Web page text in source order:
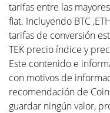
tarifas entre las
fiat. Incluyendo BTC
tarifas de conversión
TEK precio índice y
Este contenido e
con motivos de
recomendación de
guardar ningún valor,